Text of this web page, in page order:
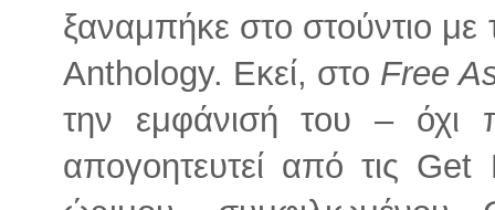
ξαναμπήκε στο στούντιο
Anthology. Εκεί, στο Free
την εμφάνισή του – όχι
απογοητευτεί από τις